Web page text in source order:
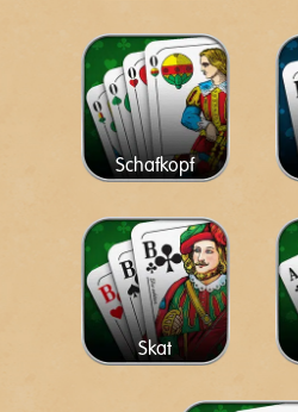
Schafkopf
Skat